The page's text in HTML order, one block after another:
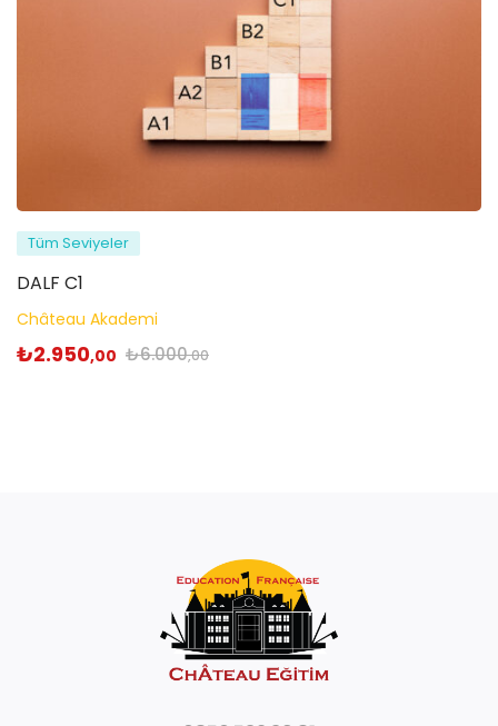
Tüm Seviyeler
DALF C1
Château Akademi
₺2.950,00 ₺6.000,00